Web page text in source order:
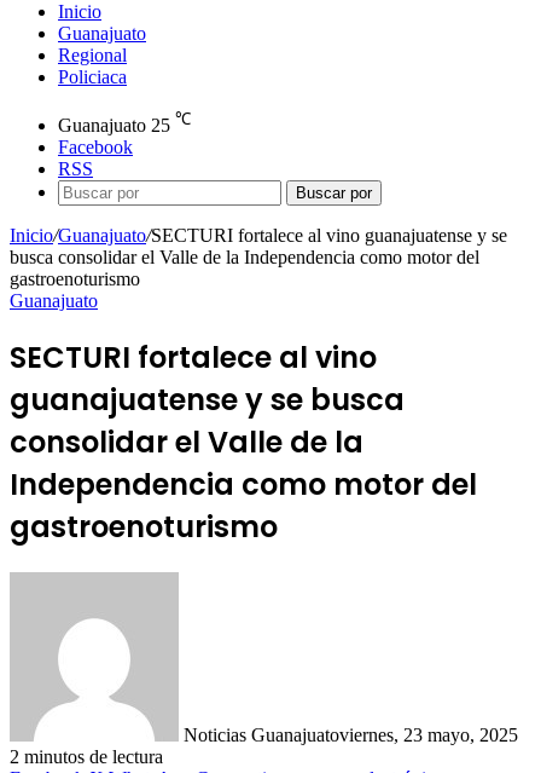
Inicio
Guanajuato
Regional
Policiaca
Guanajuato 25 ℃
Facebook
RSS
Buscar por
Inicio/Guanajuato/SECTURI fortalece al vino guanajuatense y se
busca consolidar el Valle de la Independencia como motor del
gastroenoturismo
Guanajuato
SECTURI fortalece al vino
guanajuatense y se busca
consolidar el Valle de la
Independencia como motor del
gastroenoturismo
Noticias Guanajuatoviernes, 23 mayo, 2025
2 minutos de lectura